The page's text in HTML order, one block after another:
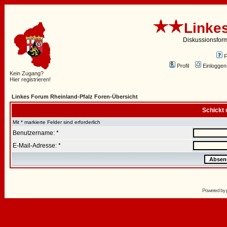
Kein Zugang?
Hier registrieren!
Profil
Linkes Forum Rheinland-Pfalz Foren-Übersicht
Schickt
Mit * markierte Felder sind erforderlich
Benutzername: *
E-Mail-Adresse: *
Powered by